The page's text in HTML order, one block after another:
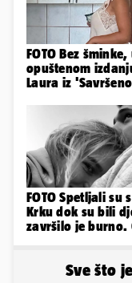
FOTO Bez šminke,
opuštenom
Laura iz
FOTO Spetljali su
Krku dok su bili
završilo je burno.
Sve što